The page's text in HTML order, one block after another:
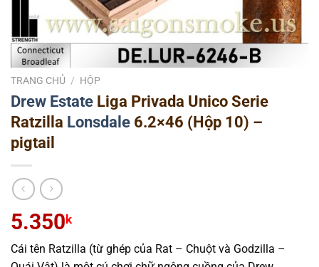
TRANG CHỦ / HỘP
Drew Estate Liga Privada Unico Serie
Ratzilla Lonsdale 6.2×46 (Hộp 10) –
pigtail
5.350 k
Cái tên Ratzilla (từ ghép của Rat – Chuột và Godzilla –